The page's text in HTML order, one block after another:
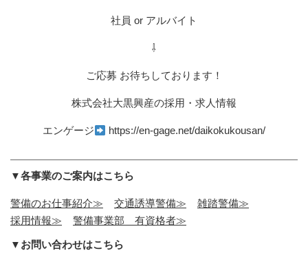
社員 or アルバイト
⇩
ご応募 お待ちしております！
株式会社大黒興産の採用・求人情報
エンゲージ https://en-gage.net/daikokukousan/
▼各事業のご案内はこちら
警備のお仕事紹介≫ 交通誘導警備≫
雑踏警備≫
採用情報≫
警備事業部 有資格者≫
▼お問い合わせはこちら